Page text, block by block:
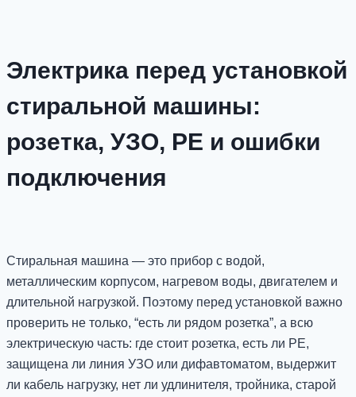
Электрика перед установкой
стиральной машины:
розетка, УЗО, PE и ошибки
подключения
Стиральная машина — это прибор с водой,
металлическим корпусом, нагревом воды, двигателем и
длительной нагрузкой. Поэтому перед установкой важно
проверить не только, “есть ли рядом розетка”, а всю
электрическую часть: где стоит розетка, есть ли PE,
защищена ли линия УЗО или дифавтоматом, выдержит
ли кабель нагрузку, нет ли удлинителя, тройника, старой